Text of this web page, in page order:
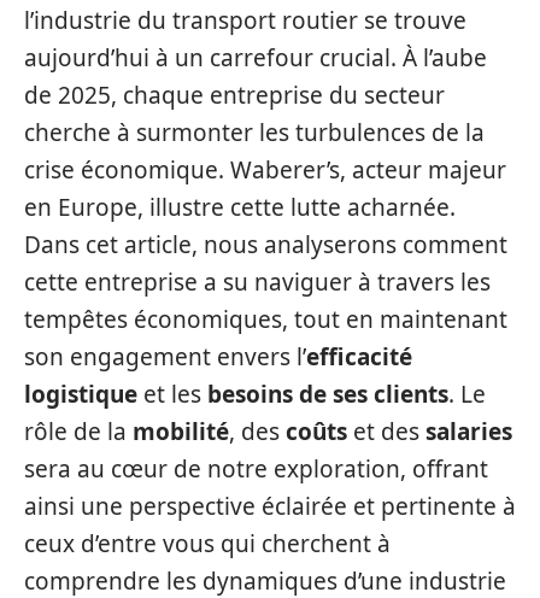
l’industrie du transport routier se trouve
aujourd’hui à un carrefour crucial. À l’aube
de 2025, chaque entreprise du secteur
cherche à surmonter les turbulences de la
crise économique. Waberer’s, acteur majeur
en Europe, illustre cette lutte acharnée.
Dans cet article, nous analyserons comment
cette entreprise a su naviguer à travers les
tempêtes économiques, tout en maintenant
son engagement envers l’efficacité
logistique et les besoins de ses clients. Le
rôle de la mobilité, descoûts et dessalaries
sera au cœur de notre exploration, offrant
ainsi une perspective éclairée et pertinente à
ceux d’entre vous qui cherchent à
comprendre les dynamiques d’une industrie